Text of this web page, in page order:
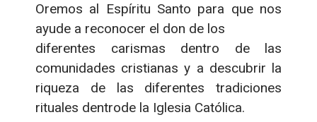
Oremos al Espíritu Santo para que nos
ayude a reconocer el don de los
diferentes carismas dentro de las
comunidades cristianas y a descubrir la
riqueza de las diferentes tradiciones
rituales dentrode la Iglesia Católica.